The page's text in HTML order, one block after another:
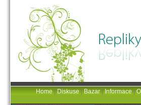
Home|Diskuse|Bazar|Informace|